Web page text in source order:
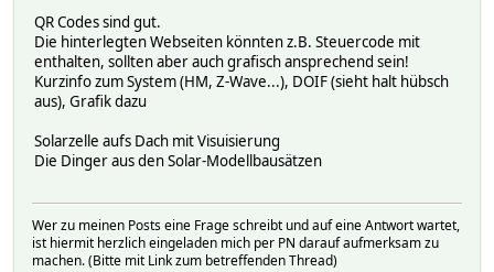
QR Codes sind gut.
Die hinterlegten Webseiten könnten z.B. Steuercode mit
enthalten, sollten aber auch grafisch ansprechend sein!
Kurzinfo zum System (HM, Z-Wave...), DOIF (sieht halt hübsch
aus), Grafik dazu
Solarzelle aufs Dach mit Visuisierung
Die Dinger aus den Solar-Modellbausätzen
Wer zu meinen Posts eine Frage schreibt und auf eine Antwort wartet,
ist hiermit herzlich eingeladen mich per PN darauf aufmerksam zu
machen. (Bitte mit Link zum betreffenden Thread)